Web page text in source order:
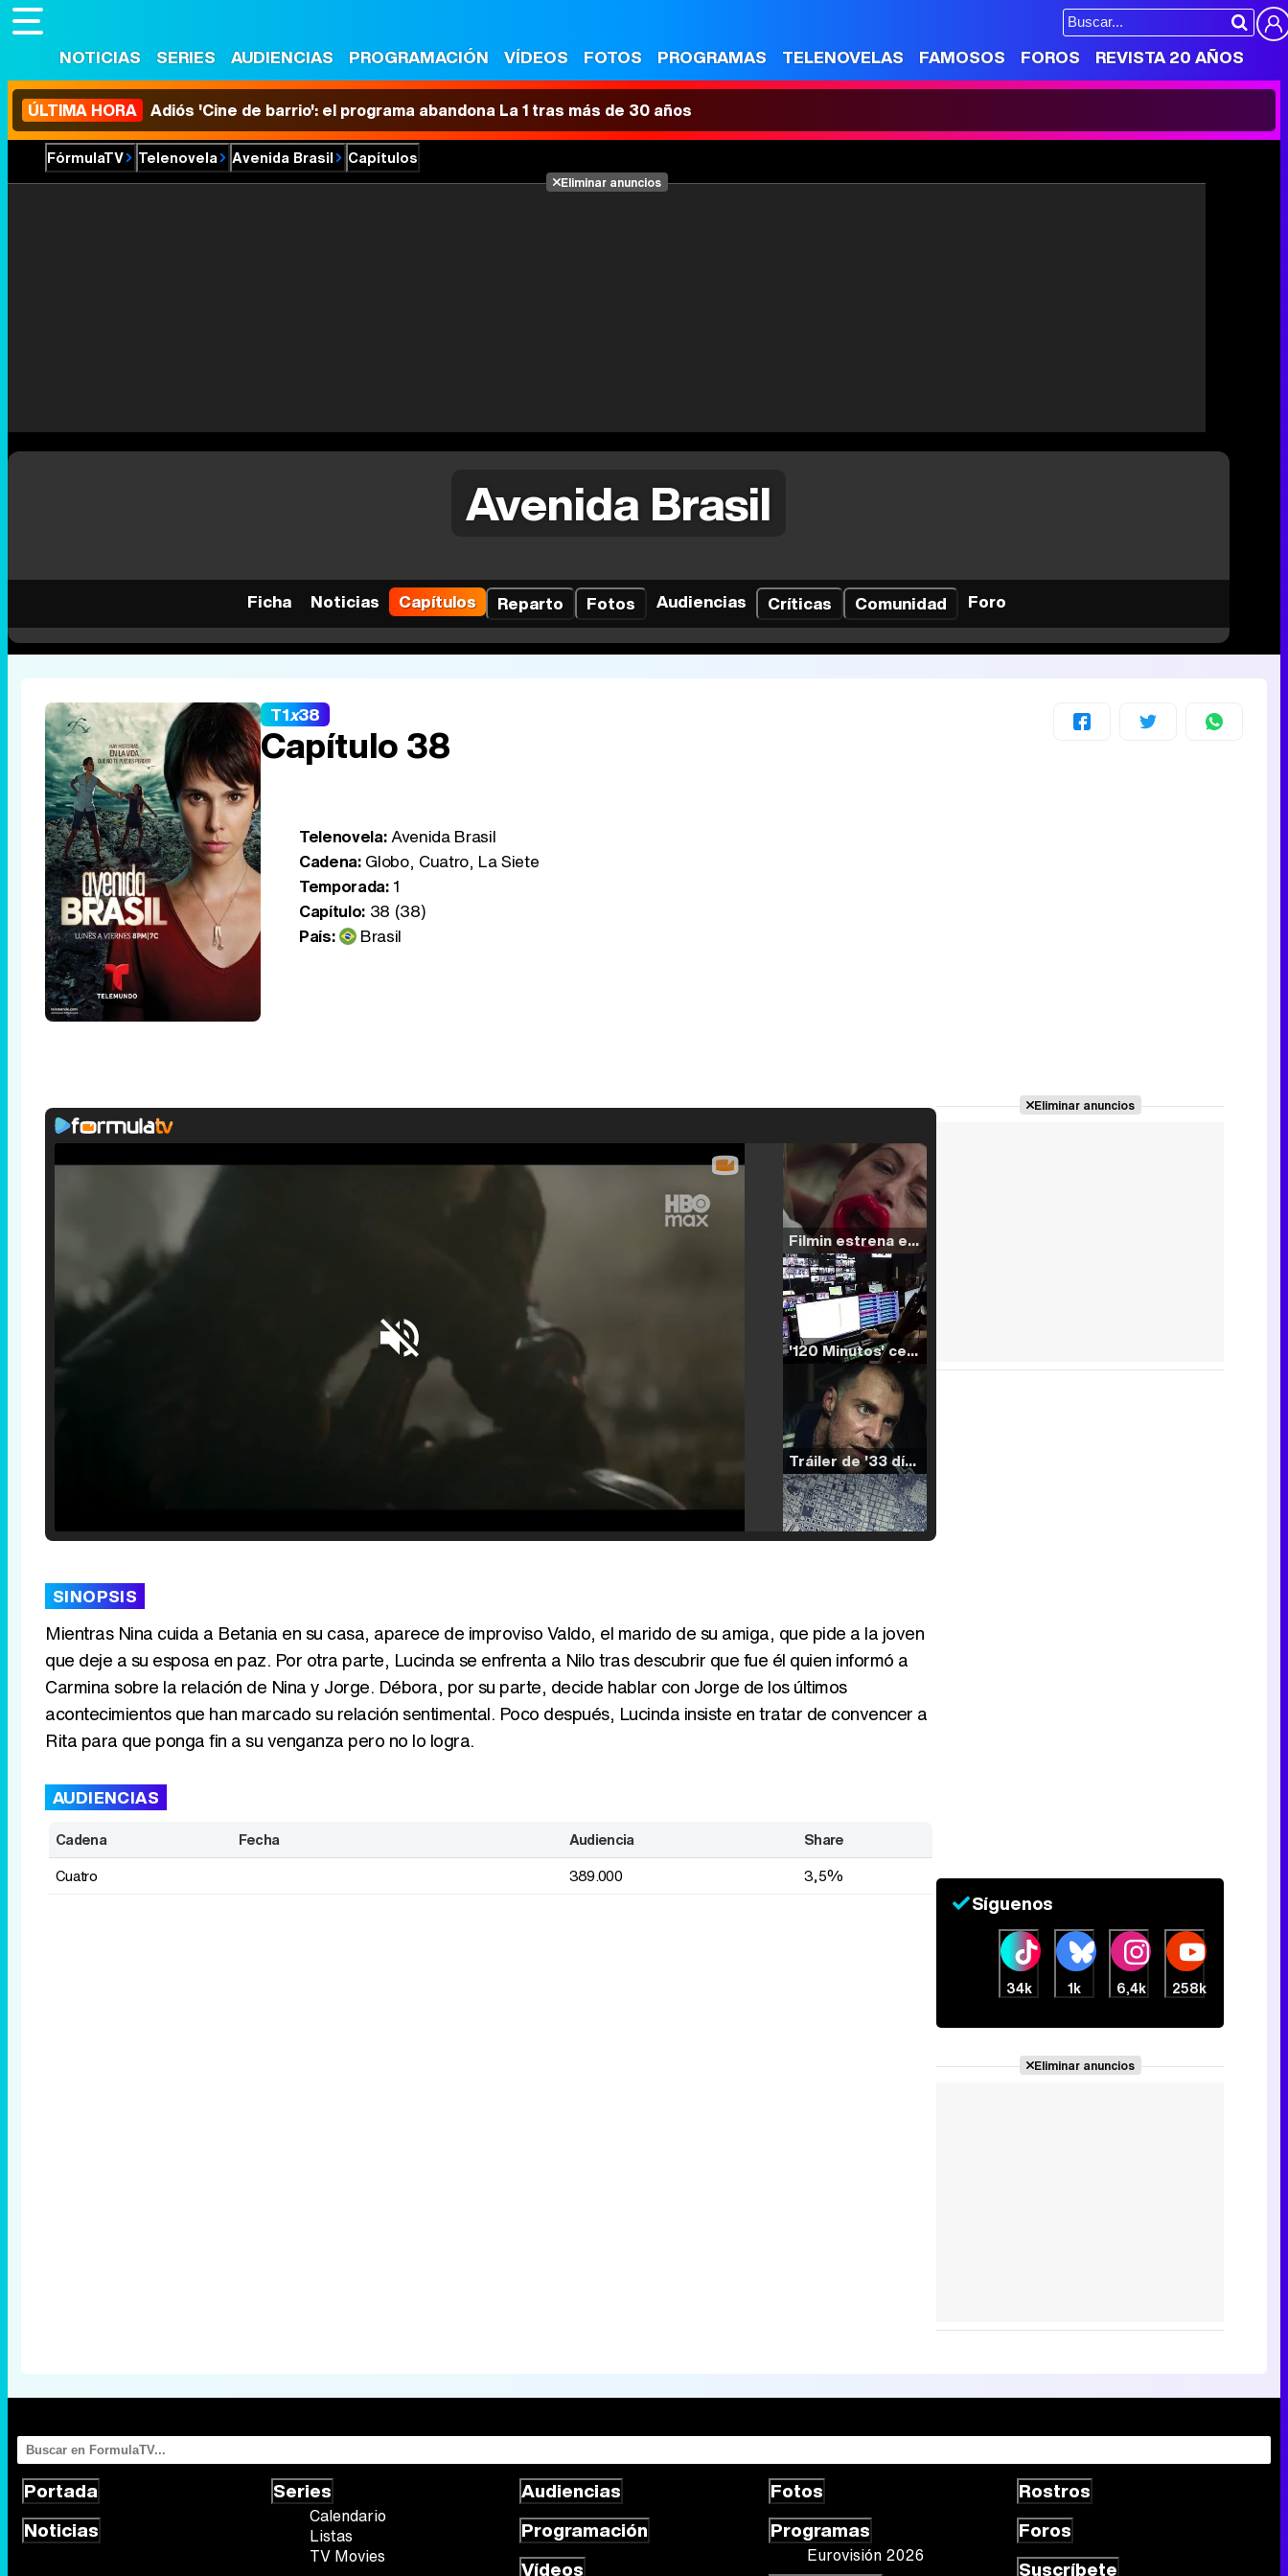
NOTICIAS SERIES AUDIENCIAS PROGRAMACIÓN VÍDEOS FOTOS PROGRAMAS TELENOVELAS FAMOSOS FOROS REVISTA 20 AÑOS
ÚLTIMA HORA Adiós 'Cine de barrio': el programa abandona La 1 tras más de 30 años
FórmulaTV Telenovela Avenida Brasil Capítulos
Eliminar anuncios
Avenida Brasil
Ficha Noticias Capítulos Reparto Fotos Audiencias Críticas Comunidad Foro
T1x38
Capítulo 38
Telenovela:Avenida Brasil
Cadena:Globo, Cuatro, La Siete
Temporada:1
Capítulo:38 (38)
País:
Brasil
Filmin estrena el tráiler de 'Millennial Mal', su nueva comedia universitaria de la mano de Lorena Iglesias
'120 Minutos' celebra sus 2.000 programas en Telemadrid con un vídeo del día a día en la redacción
Tráiler de '33 días', la nueva serie de Atresplayer con Julián Villagrán y José Manuel Poga
SINOPSIS
Mientras Nina cuida a Betania en su casa, aparece de improviso Valdo, el marido de su amiga, que pide a la joven
que deje a su esposa en paz. Por otra parte, Lucinda se enfrenta a Nilo tras descubrir que fue él quien informó a
Carmina sobre la relación de Nina y Jorge. Débora, por su parte, decide hablar con Jorge de los últimos
acontecimientos que han marcado su relación sentimental. Poco después, Lucinda insiste en tratar de convencer a
Rita para que ponga fin a su venganza pero no lo logra.
AUDIENCIAS
Cadena Fecha Audiencia
Share
Cuatro
389.000 3,5%
Eliminar anuncios
Síguenos
34k 1k 6,4k 258k
Eliminar anuncios
Portada
Noticias
Series
Calendario
Listas
TV Movies
Audiencias
Programación
Vídeos
Fotos
Programas
Eurovisión 2026
Rostros
Foros
Suscríbete